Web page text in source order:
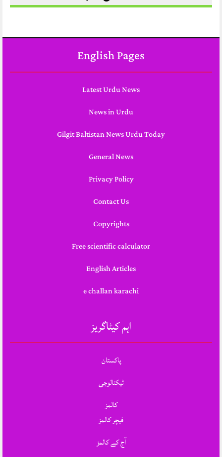
English Pages
Latest Urdu News
News in Urdu
Gilgit Baltistan News Urdu Today
General News
Privacy Policy
Contact Us
Copyrights
Free scientific calculator
English Articles
e challan karachi
اہم کیٹاگریز
پاکستان
ٹیکنالوجی
کالمز
فیچر کالمز
آج کے کالمز